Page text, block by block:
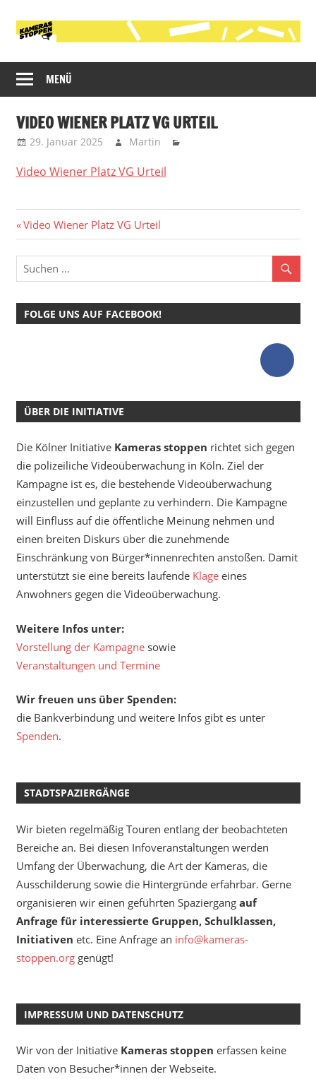
Inhalt
Kameras
stoppen!
gegen
die
Videobeobachtung
im
Raum
MENÜ
VIDEO WIENER PLATZ VG URTEIL
29. Januar 2025 Martin
Video Wiener Platz VG Urteil
Beitragsnavigation
Vorheriger
Beitrag:
Video Wiener Platz VG Urteil
FOLGE UNS AUF FACEBOOK!
ÜBER DIE INITIATIVE
Die Kölner Initiative Kameras stoppen richtet sich gegen
die polizeiliche Videoüberwachung in Köln. Ziel der
Kampagne ist es, die bestehende Videoüberwachung
einzustellen und geplante zu verhindern. Die Kampagne
will Einfluss auf die öffentliche Meinung nehmen und
einen breiten Diskurs über die zunehmende
Einschränkung von Bürger*innenrechten anstoßen. Damit
unterstützt sie eine bereits laufende Klageeines
Anwohners gegen die Videoüberwachung.
Weitere Infos unter:
Vorstellung der Kampagne sowie
Veranstaltungen und Termine
Wir freuen uns über Spenden:
die Bankverbindung und weitere Infos gibt es unter
Spenden.
STADTSPAZIERGÄNGE
Wir bieten regelmäßig Touren entlang der beobachteten
Bereiche an. Bei diesen Infoveranstaltungen werden
Umfang der Überwachung, die Art der Kameras, die
Ausschilderung sowie die Hintergründe erfahrbar. Gerne
organisieren wir einen geführten Spaziergang auf
Anfrage für interessierte Gruppen, Schulklassen,
Initiativen etc. Eine Anfrage an info@kameras-
stoppen.orggenügt!
IMPRESSUM UND DATENSCHUTZ
Wir von der Initiative Kameras stoppen erfassen keine
Daten von Besucher*innen der Webseite.